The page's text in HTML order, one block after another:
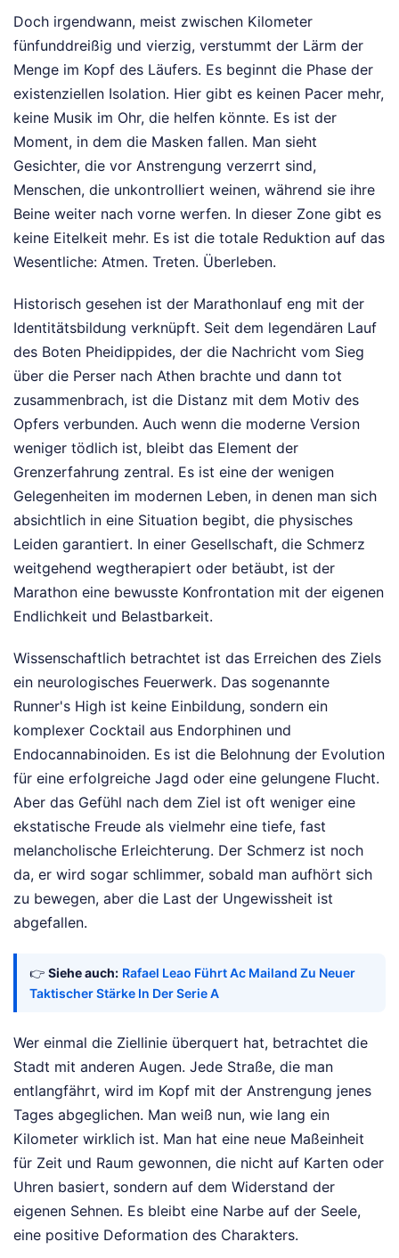
Doch irgendwann, meist zwischen Kilometer
fünfunddreißig und vierzig, verstummt der Lärm der
Menge im Kopf des Läufers. Es beginnt die Phase der
existenziellen Isolation. Hier gibt es keinen Pacer mehr,
keine Musik im Ohr, die helfen könnte. Es ist der
Moment, in dem die Masken fallen. Man sieht
Gesichter, die vor Anstrengung verzerrt sind,
Menschen, die unkontrolliert weinen, während sie ihre
Beine weiter nach vorne werfen. In dieser Zone gibt es
keine Eitelkeit mehr. Es ist die totale Reduktion auf das
Wesentliche: Atmen. Treten. Überleben.
Historisch gesehen ist der Marathonlauf eng mit der
Identitätsbildung verknüpft. Seit dem legendären Lauf
des Boten Pheidippides, der die Nachricht vom Sieg
über die Perser nach Athen brachte und dann tot
zusammenbrach, ist die Distanz mit dem Motiv des
Opfers verbunden. Auch wenn die moderne Version
weniger tödlich ist, bleibt das Element der
Grenzerfahrung zentral. Es ist eine der wenigen
Gelegenheiten im modernen Leben, in denen man sich
absichtlich in eine Situation begibt, die physisches
Leiden garantiert. In einer Gesellschaft, die Schmerz
weitgehend wegtherapiert oder betäubt, ist der
Marathon eine bewusste Konfrontation mit der eigenen
Endlichkeit und Belastbarkeit.
Wissenschaftlich betrachtet ist das Erreichen des Ziels
ein neurologisches Feuerwerk. Das sogenannte
Runner's High ist keine Einbildung, sondern ein
komplexer Cocktail aus Endorphinen und
Endocannabinoiden. Es ist die Belohnung der Evolution
für eine erfolgreiche Jagd oder eine gelungene Flucht.
Aber das Gefühl nach dem Ziel ist oft weniger eine
ekstatische Freude als vielmehr eine tiefe, fast
melancholische Erleichterung. Der Schmerz ist noch
da, er wird sogar schlimmer, sobald man aufhört sich
zu bewegen, aber die Last der Ungewissheit ist
abgefallen.
👉 Siehe auch: Rafael Leao Führt Ac Mailand Zu Neuer
Taktischer Stärke In Der Serie A
Wer einmal die Ziellinie überquert hat, betrachtet die
Stadt mit anderen Augen. Jede Straße, die man
entlangfährt, wird im Kopf mit der Anstrengung jenes
Tages abgeglichen. Man weiß nun, wie lang ein
Kilometer wirklich ist. Man hat eine neue Maßeinheit
für Zeit und Raum gewonnen, die nicht auf Karten oder
Uhren basiert, sondern auf dem Widerstand der
eigenen Sehnen. Es bleibt eine Narbe auf der Seele,
eine positive Deformation des Charakters.